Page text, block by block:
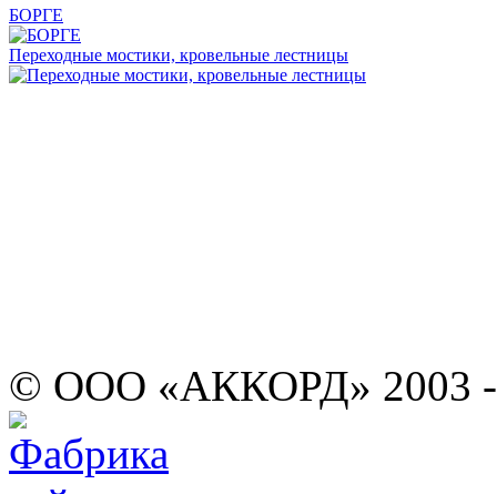
БОРГЕ
Переходные мостики, кровельные лестницы
© ООО «АККОРД» 2003 -